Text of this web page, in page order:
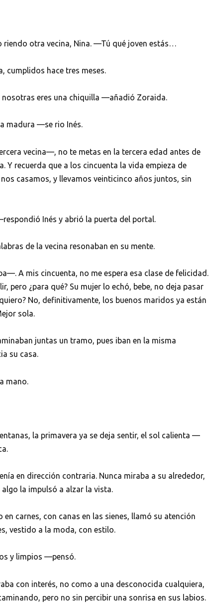
otra vecina, Nina. —Tú qué joven estás…
cumplidos hace tres meses.
eres una chiquilla —añadió Zoraida.
madura —se rio Inés.
vecina—, no te metas en la tercera edad antes de
Y recuerda que a los cincuenta la vida empieza de
casamos, y llevamos veinticinco años juntos, sin
Inés y abrió la puerta del portal.
de la vecina resonaban en su mente.
A mis cincuenta, no me espera esa clase de felicidad.
pero ¿para qué? Su mujer lo echó, bebe, no deja pasar
No, definitivamente, los buenos maridos ya están
sola.
juntas un tramo, pues iban en la misma
su casa.
mano.
la primavera ya se deja sentir, el sol calienta —
en dirección contraria. Nunca miraba a su alrededor,
la impulsó a alzar la vista.
carnes, con canas en las sienes, llamó su atención
vestido a la moda, con estilo.
y limpios —pensó.
con interés, no como a una desconocida cualquiera,
pero no sin percibir una sonrisa en sus labios.